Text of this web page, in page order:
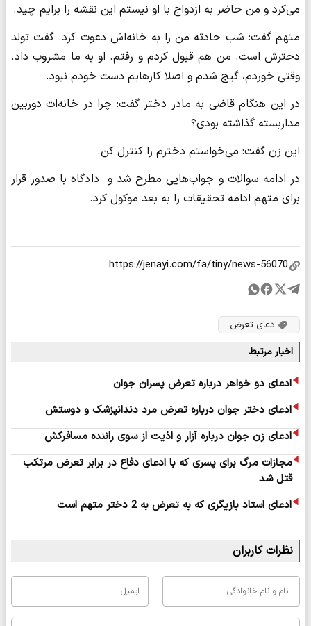
می‌کرد و من حاضر به ازدواج با او نیستم این نقشه را برایم چید.
متهم گفت: شب حادثه من را به خانه‌اش دعوت کرد. گفت تولد
دخترش است. من هم قبول کردم و رفتم. او به ما مشروب داد.
وقتی خوردم، گیج شدم و اصلا کارهایم دست خودم نبود.
در این هنگام قاضی به مادر دختر گفت: چرا در خانه‌ات دوربین
مداربسته گذاشته بودی؟
این زن گفت: می‌خواستم دخترم را کنترل کن.
در ادامه سوالات و جواب‌هایی مطرح شد و دادگاه با صدور قرار
برای متهم ادامه تحقیقات را به بعد موکول کرد.
ادعای تعرض
اخبار مرتبط
ادعای دو خواهر درباره تعرض پسران جوان
ادعای دختر جوان درباره تعرض مرد دندانپزشک و دوستش
ادعای زن جوان درباره آزار و اذیت از سوی راننده مسافرکش
مجازات مرگ برای پسری که با ادعای دفاع در برابر تعرض مرتکب
قتل شد
ادعای استاد بازیگری که به تعرض به 2 دختر متهم است
نظرات کاربران